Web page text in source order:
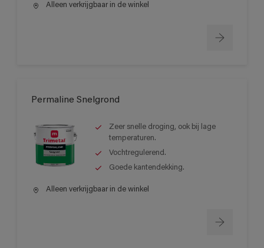
Alleen verkrijgbaar in de winkel
Permaline Snelgrond
Zeer snelle droging, ook bij lage
temperaturen.
Vochtregulerend.
Goede kantendekking.
Alleen verkrijgbaar in de winkel